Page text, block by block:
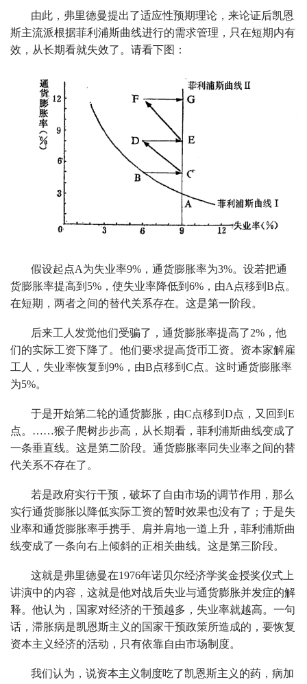
由此，弗里德曼提出了适应性预期理论，来论证后凯恩
斯主流派根据菲利浦斯曲线进行的需求管理，只在短期内有
效，从长期看就失效了。请看下图：
假设起点A为失业率9%，通货膨胀率为3%。设若把通
货膨胀率提高到5%，使失业率降低到6%，由A点移到B点。
在短期，两者之间的替代关系存在。这是第一阶段。
后来工人发觉他们受骗了，通货膨胀率提高了2%，他
们的实际工资下降了。他们要求提高货币工资。资本家解雇
工人，失业率恢复到9%，由B点移到C点。这时通货膨胀率
为5%。
于是开始第二轮的通货膨胀，由C点移到D点，又回到E
点。……猴子爬树步步高，从长期看，菲利浦斯曲线变成了
一条垂直线。这是第二阶段。通货膨胀率同失业率之间的替
代关系不存在了。
若是政府实行干预，破坏了自由市场的调节作用，那么
实行通货膨胀以降低实际工资的暂时效果也没有了；于是失
业率和通货膨胀率手携手、肩并肩地一道上升，菲利浦斯曲
线变成了一条向右上倾斜的正相关曲线。这是第三阶段。
这就是弗里德曼在1976年诺贝尔经济学奖金授奖仪式上
讲演中的内容，这就是他对战后失业与通货膨胀并发症的解
释。他认为，国家对经济的干预越多，失业率就越高。一句
话，滞胀病是凯恩斯主义的国家干预政策所造成的，要恢复
资本主义经济的活动，只有依靠自由市场制度。
我们认为，说资本主义制度吃了凯恩斯主义的药，病加